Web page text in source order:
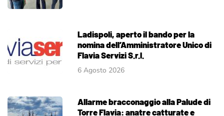
Ladispoli, aperto il bando per la
nomina dell’Amministratore Unico di
Flavia Servizi S.r.l.
6 Agosto 2026
Allarme bracconaggio alla Palude di
Torre Flavia: anatre catturate e